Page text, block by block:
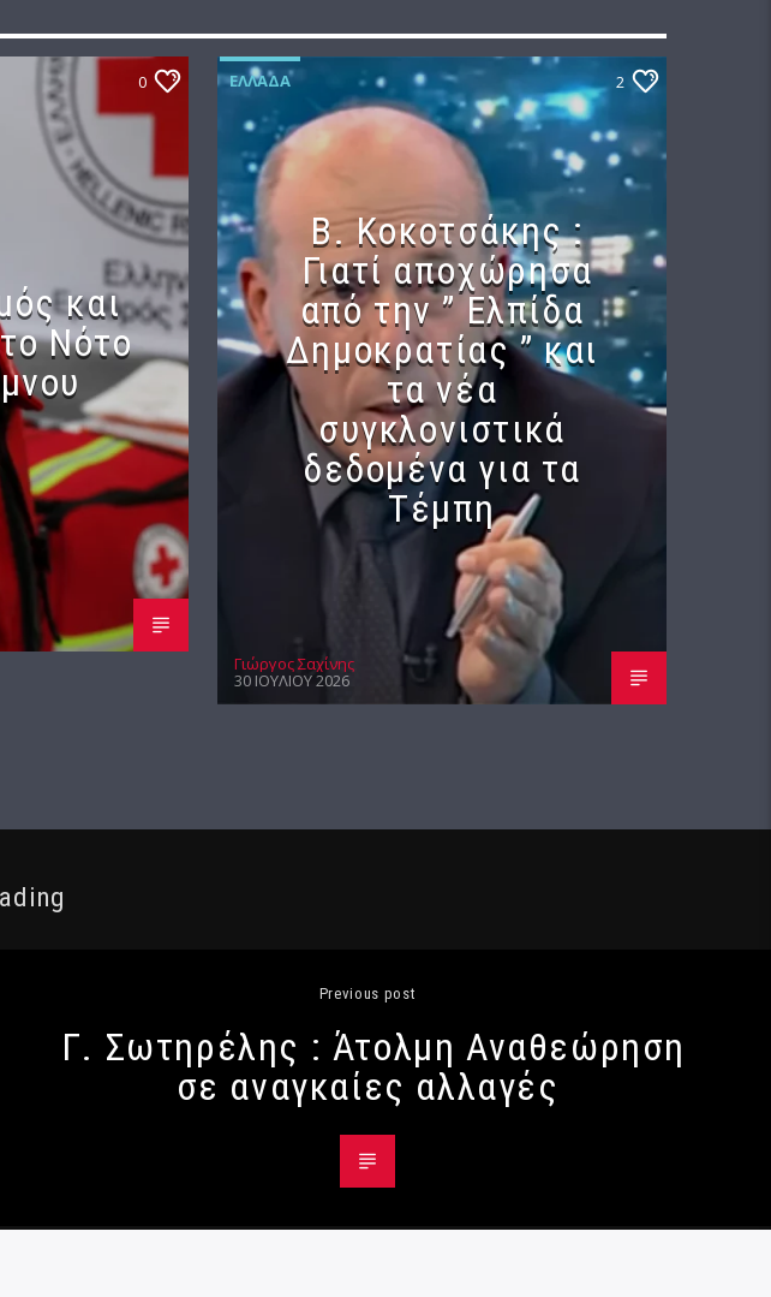
0
και
Νότο
ΕΛΛΆΔΑ 2
Β. Κοκοτσάκης :
Γιατί αποχώρησα
από την ” Ελπίδα
Δημοκρατίας ” και
τα νέα
συγκλονιστικά
δεδομένα για τα
Τέμπη
Γιώργος Σαχίνης
30 ΙΟΥΛΊΟΥ 2026
Previous post
Γ. Σωτηρέλης : Άτολμη Αναθεώρηση
σε αναγκαίες αλλαγές